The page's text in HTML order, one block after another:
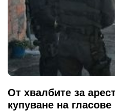
От хвалбите за
купуване на